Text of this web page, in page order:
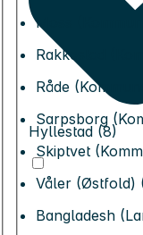
Moss
Rakkestad
Råde
Sarpsborg
Skiptvet
Våler (Østfold)
Bangladesh
Hyllestad (8)